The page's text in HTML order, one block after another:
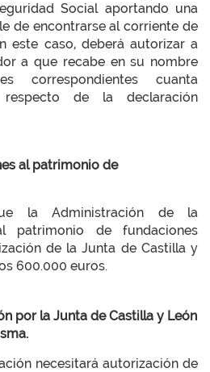
Social aportando una
de encontrarse al corriente de
este caso, deberá autorizar a
a que recabe en su nombre
correspondientes cuanta
respecto de la declaración
al patrimonio de
la Administración de la
patrimonio de fundaciones
de la Junta de Castilla y
600.000 euros.
por la Junta de Castilla y León
necesitará autorización de